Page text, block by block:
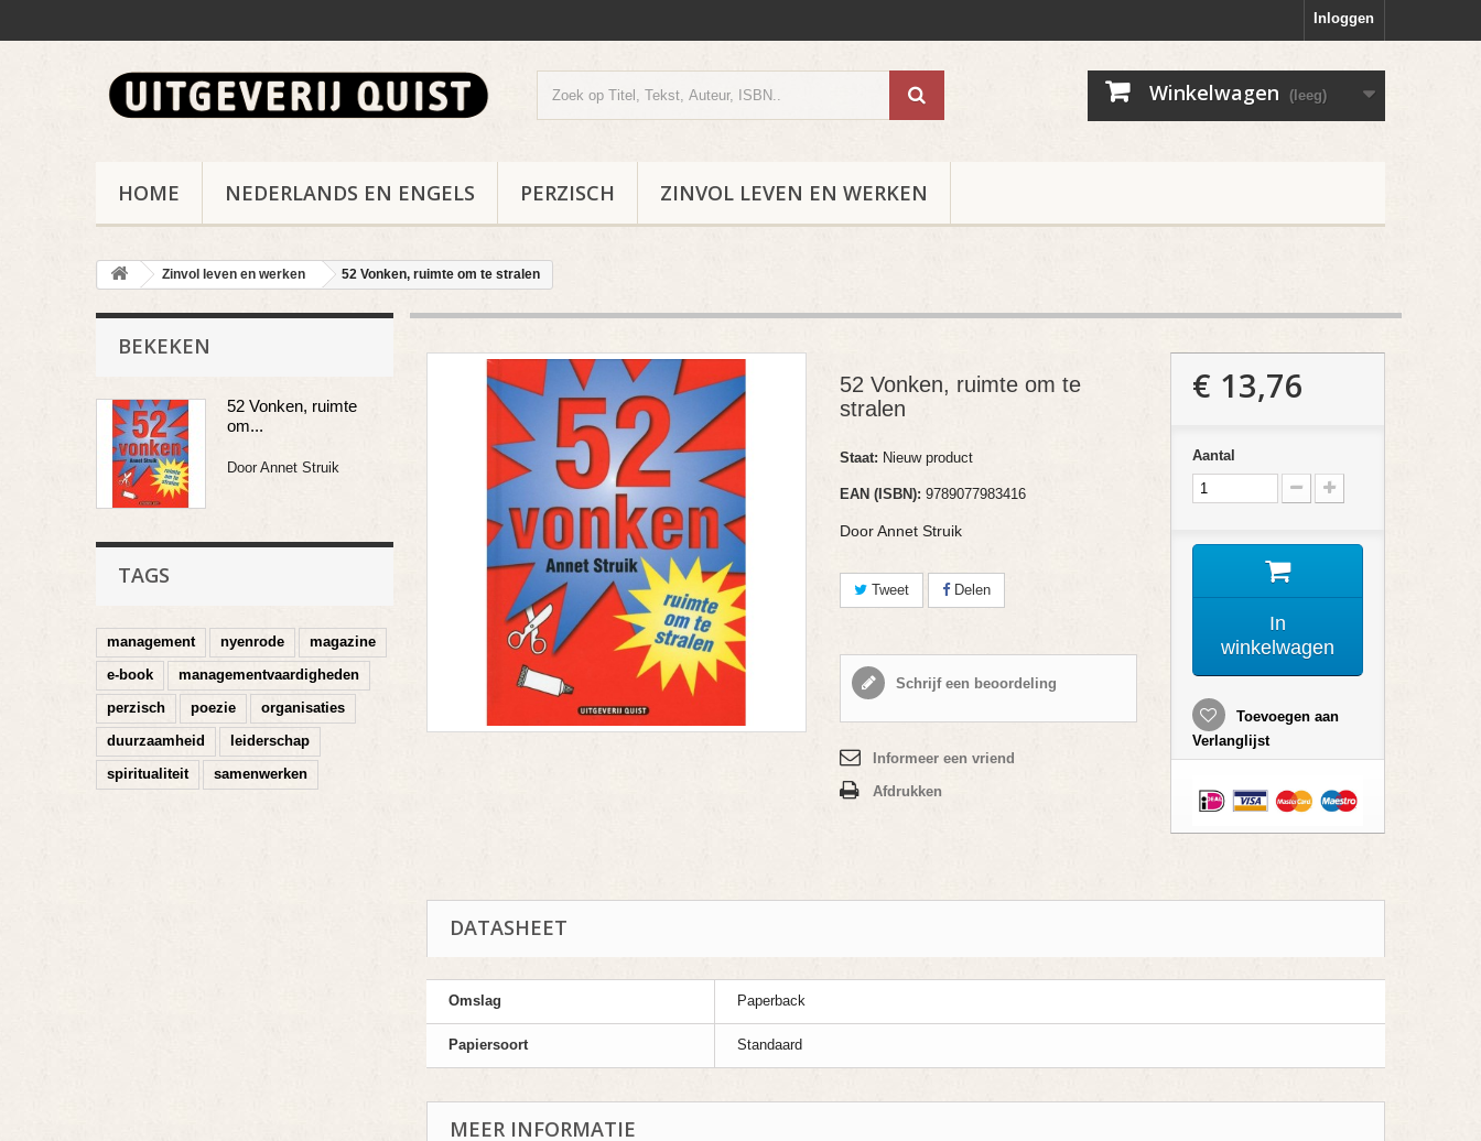
Inloggen
Winkelwagen (leeg)
HOME NEDERLANDS EN ENGELS PERZISCH ZINVOL LEVEN EN WERKEN
Zinvol leven en werken 52 Vonken, ruimte om te stralen
BEKEKEN
52 Vonken, ruimte
om...
Door Annet Struik
TAGS
management nyenrode
magazine
e-book
managementvaardigheden
perzisch
poezie
organisaties
duurzaamheid
leiderschap
spiritualiteit
samenwerken
52 Vonken, ruimte om te
stralen
Staat: Nieuw product
EAN (ISBN): 9789077983416
Door Annet Struik
Tweet Delen
Schrijf een beoordeling
Informeer een vriend
Afdrukken
€ 13,76
Aantal
In
winkelwagen
Toevoegen aan
Verlanglijst
DATASHEET
Omslag Paperback
Papiersoort Standaard
MEER INFORMATIE